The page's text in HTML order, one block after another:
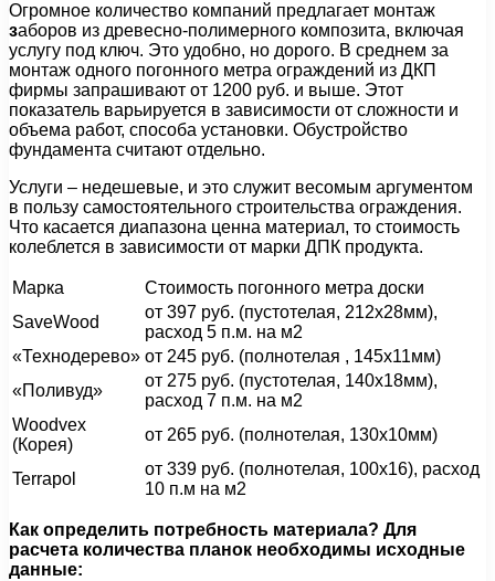
Огромное количество компаний предлагает монтаж
заборов из древесно-полимерного композита, включая
услугу под ключ. Это удобно, но дорого. В среднем за
монтаж одного погонного метра ограждений из ДКП
фирмы запрашивают от 1200 руб. и выше. Этот
показатель варьируется в зависимости от сложности и
объема работ, способа установки. Обустройство
фундамента считают отдельно.
Услуги – недешевые, и это служит весомым аргументом
в пользу самостоятельного строительства ограждения.
Что касается диапазона ценна материал, то стоимость
колеблется в зависимости от марки ДПК продукта.
Марка
Стоимость погонного метра доски
SaveWood
от 397 руб. (пустотелая, 212х28мм),
расход 5 п.м. на м2
«Технодерево» от 245 руб. (полнотелая , 145х11мм)
«Поливуд»
от 275 руб. (пустотелая, 140х18мм),
расход 7 п.м. на м2
Woodvex
(Корея)
от 265 руб. (полнотелая, 130х10мм)
Terrapol
от 339 руб. (полнотелая, 100х16), расход
10 п.м на м2
Как определить потребность материала? Для
расчета количества планок необходимы исходные
данные: